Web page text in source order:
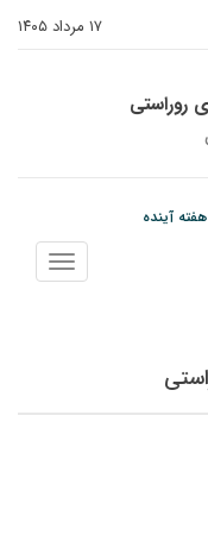
۱۷ مرداد ۱۴۰۵
روراستی
پیام رئیس کل دادگستری استان کرمان به مناسبت ۱۷ مردادماه سالروز شهادت شهید
نمایش
منو